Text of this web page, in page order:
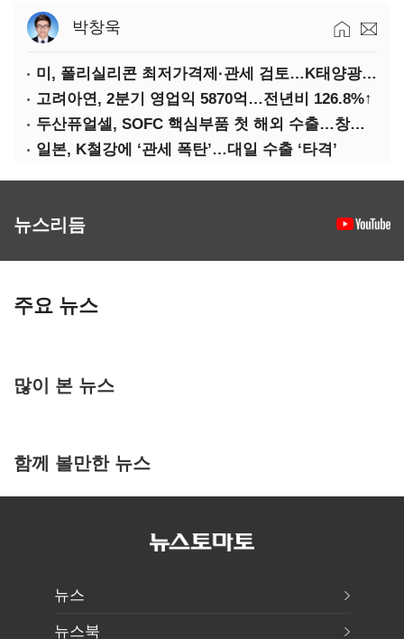
박창욱
미, 폴리실리콘 최저가격제·관세 검토…K태양광 입지 확대 기대
고려아연, 2분기 영업익 5870억…전년비 126.8%↑
두산퓨얼셀, SOFC 핵심부품 첫 해외 수출…창사 이래 최대 규모
일본, K철강에 ‘관세 폭탄’…대일 수출 ‘타격’
뉴스리듬
주요 뉴스
많이 본 뉴스
함께 볼만한 뉴스
뉴스
뉴스북